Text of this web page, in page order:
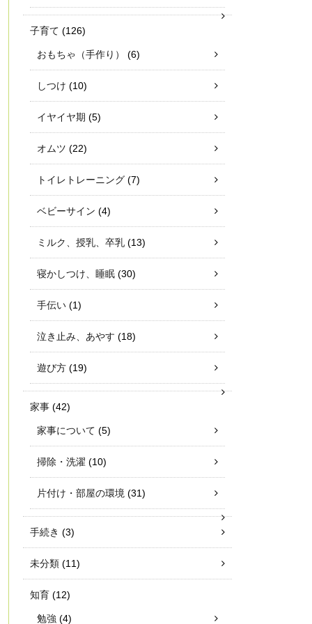
子育て (126)
おもちゃ（手作り） (6)
しつけ (10)
イヤイヤ期 (5)
オムツ (22)
トイレトレーニング (7)
ベビーサイン (4)
ミルク、授乳、卒乳 (13)
寝かしつけ、睡眠 (30)
手伝い (1)
泣き止み、あやす (18)
遊び方 (19)
家事 (42)
家事について (5)
掃除・洗濯 (10)
片付け・部屋の環境 (31)
手続き (3)
未分類 (11)
知育 (12)
勉強 (4)